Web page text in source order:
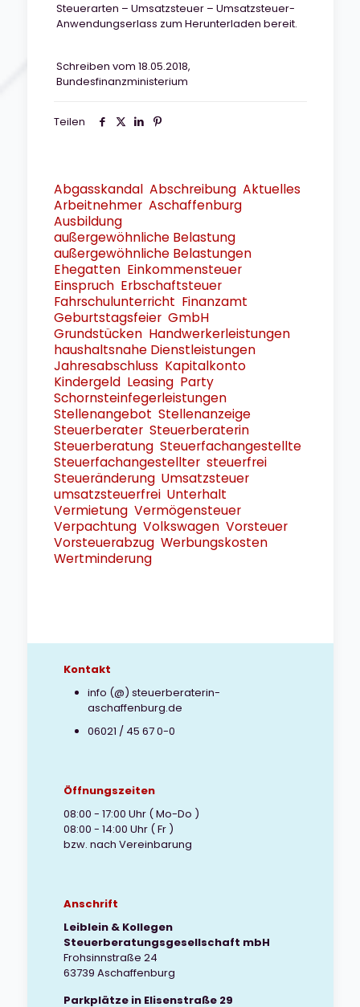
Steuerarten – Umsatzsteuer – Umsatzsteuer-
Anwendungserlass zum Herunterladen bereit.
Schreiben vom 18.05.2018,
Bundesfinanzministerium
Teilen
Abgasskandal Abschreibung Aktuelles
Arbeitnehmer Aschaffenburg
Ausbildung
außergewöhnliche Belastung
außergewöhnliche Belastungen
Ehegatten Einkommensteuer
Einspruch Erbschaftsteuer
Fahrschulunterricht Finanzamt
Geburtstagsfeier GmbH
Grundstücken Handwerkerleistungen
haushaltsnahe Dienstleistungen
Jahresabschluss Kapitalkonto
Kindergeld Leasing Party
Schornsteinfegerleistungen
Stellenangebot Stellenanzeige
Steuerberater Steuerberaterin
Steuerberatung Steuerfachangestellte
Steuerfachangestellter steuerfrei
Steueränderung Umsatzsteuer
umsatzsteuerfrei Unterhalt
Vermietung Vermögensteuer
Verpachtung Volkswagen Vorsteuer
Vorsteuerabzug Werbungskosten
Wertminderung
Kontakt
info (@) steuerberaterin-
aschaffenburg.de
06021 / 45 67 0-0
Öffnungszeiten
08:00 - 17:00 Uhr ( Mo-Do )
08:00 - 14:00 Uhr ( Fr )
bzw. nach Vereinbarung
Anschrift
Leiblein & Kollegen
Steuerberatungsgesellschaft mbH
Frohsinnstraße 24
63739 Aschaffenburg
Parkplätze in Elisenstraße 29